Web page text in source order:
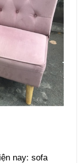
nay: sofa